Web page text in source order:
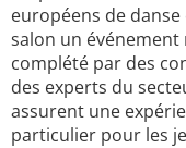
européens de
salon un
complété par des
des experts du
assurent une
particulier pour les